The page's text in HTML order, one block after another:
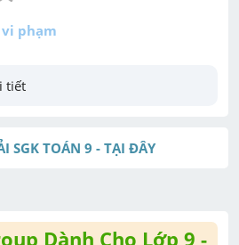
vi phạm
tiết
SGK TOÁN 9 - TẠI ĐÂY
Dành Cho Lớp 9 -